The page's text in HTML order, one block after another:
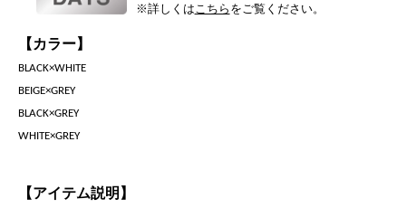
※詳しくは こちら をご覧ください。
【カラー】
BLACK×WHITE
BEIGE×GREY
BLACK×GREY
WHITE×GREY
【アイテム説明】